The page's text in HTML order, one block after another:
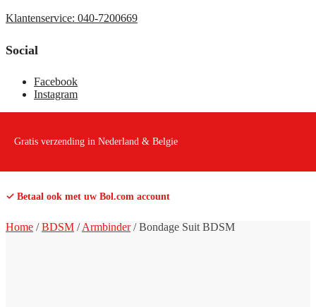
Klantenservice: 040-7200669
Social
Facebook
Instagram
Gratis verzending in Nederland & Belgie
✓ Betaal ook met uw Bol.com account
Home /BDSM /Armbinder/Bondage Suit BDSM